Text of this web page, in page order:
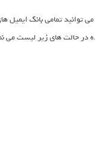
توانید تمامی بانک ایمیل
در حالت های زیر لیست می